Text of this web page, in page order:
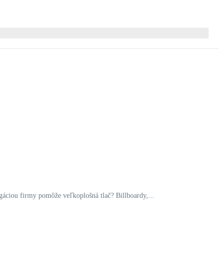
firmy pomôže veľkoplošná tlač? Billboardy,...